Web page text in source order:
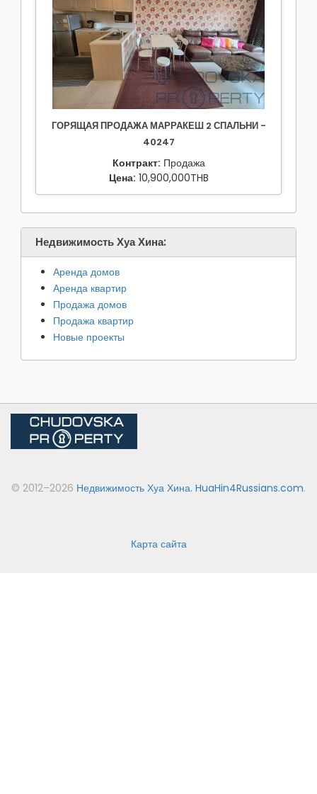
ГОРЯЩАЯ ПРОДАЖА МАРРАКЕШ 2 СПАЛЬНИ -
40247
Контракт: Продажа
Цена: 10,900,000THB
Недвижимость Хуа Хина:
Аренда домов
Аренда квартир
Продажа домов
Продажа квартир
Новые проекты
© 2012–2026 Недвижимость Хуа Хина. HuaHin4Russians.com.
Карта сайта